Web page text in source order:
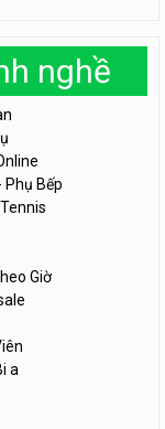
nghề
Phụ Bếp
Giờ
a